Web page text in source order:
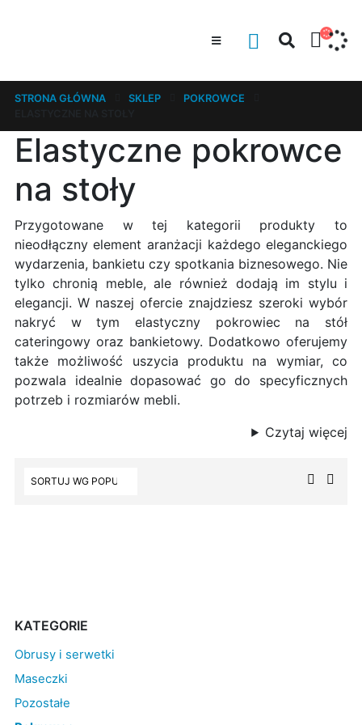
STRONA GŁÓWNA SKLEP
POKROWCE
Elastyczne pokrowce
na stoły
Przygotowane w tej kategorii produkty to
nieodłączny element aranżacji każdego eleganckiego
wydarzenia, bankietu czy spotkania biznesowego. Nie
tylko chronią meble, ale również dodają im stylu i
elegancji. W naszej ofercie znajdziesz szeroki wybór
nakryć w tym elastyczny pokrowiec na stół
cateringowy oraz bankietowy. Dodatkowo oferujemy
także możliwość uszycia produktu na wymiar, co
pozwala idealnie dopasować go do specyficznych
potrzeb i rozmiarów mebli.
Czytaj więcej
KATEGORIE
Obrusy i serwetki
Maseczki
Pozostałe